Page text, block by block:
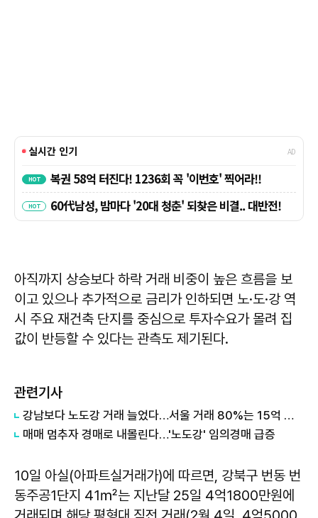
아직까지 상승보다 하락 거래 비중이 높은 흐름을 보
이고 있으나 추가적으로 금리가 인하되면 노·도·강 역
시 주요 재건축 단지를 중심으로 투자수요가 몰려 집
값이 반등할 수 있다는 관측도 제기된다.
관련기사
강남보다 노도강 거래 늘었다…서울 거래 80%는 15억 이하
매매 멈추자 경매로 내몰린다…'노도강' 임의경매 급증
10일 아실(아파트실거래가)에 따르면, 강북구 번동 번
동주공1단지 41㎡는 지난달 25일 4억1800만원에